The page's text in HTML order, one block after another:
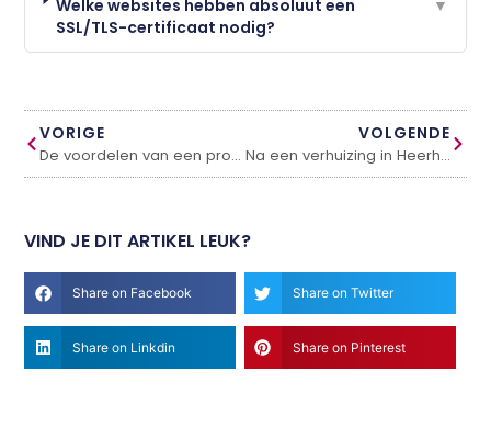
Welke websites hebben absoluut een
SSL/TLS-certificaat nodig?
▼
VORIGE
De voordelen van een professionele dakdekker
VOLGENDE
Na een verhuizing in Heerhugowaard: waarom direct je sloten vervangen slim is
VIND JE DIT ARTIKEL LEUK?
Share on Facebook Share on Twitter
Share on Linkdin Share on Pinterest